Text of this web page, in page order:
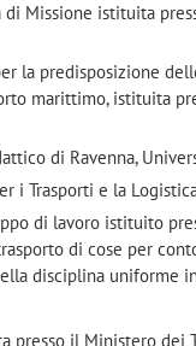
di Missione istituita
la predisposizione
marittimo, istituita
di Ravenna,
i Trasporti e la
di lavoro istituito
di cose per
disciplina uniforme
presso il Ministero dei